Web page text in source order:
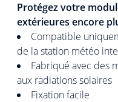
Protégez votre
extérieures encore
Compatible
de la station météo
Fabriqué avec des
aux radiations solaires
Fixation facile